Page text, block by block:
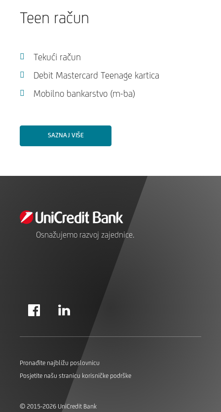
Teen račun
Tekući račun
Debit Mastercard Teenage kartica
Mobilno bankarstvo (m-ba)
SAZNAJ VIŠE
Osnažujemo razvoj zajednice.
Pronađite najbližu poslovnicu
Posjetite našu stranicu korisničke podrške
© 2015-2026 UniCredit Bank